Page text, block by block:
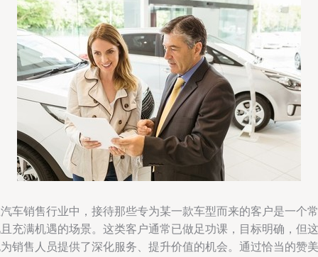
车销售行业中，接待那些专为某一款车型而来的客户是一个常
充满机遇的场景。这类客户通常已做足功课，目标明确，但这
销售人员提供了深化服务、提升价值的机会。通过恰当的赞美